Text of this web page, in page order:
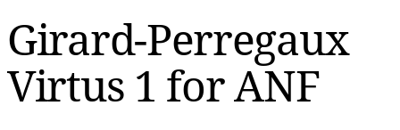
Girard-Perregaux
Virtus 1 for ANF